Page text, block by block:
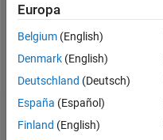
use
MATLAB
for
small
jobs
C++
for
Mehr
anzeigen
Abzeichen
Europa
Belgium (English)
Denmark (English)
Deutschland (Deutsch)
España (Español)
Finland (English)